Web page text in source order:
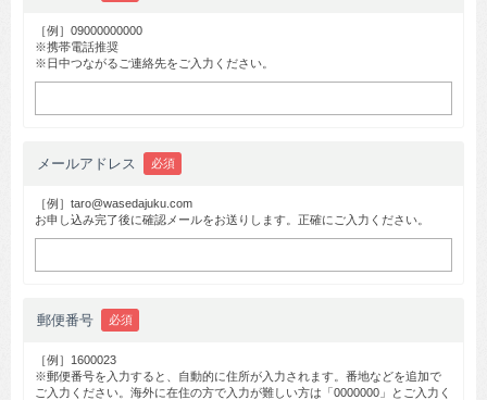
［例］09000000000
※携帯電話推奨
※日中つながるご連絡先をご入力ください。
メールアドレス 必須
［例］taro@wasedajuku.com
お申し込み完了後に確認メールをお送りします。正確にご入力ください。
郵便番号 必須
［例］1600023
※郵便番号を入力すると、自動的に住所が入力されます。番地などを追加で
ご入力ください。海外に在住の方で入力が難しい方は「0000000」とご入力く